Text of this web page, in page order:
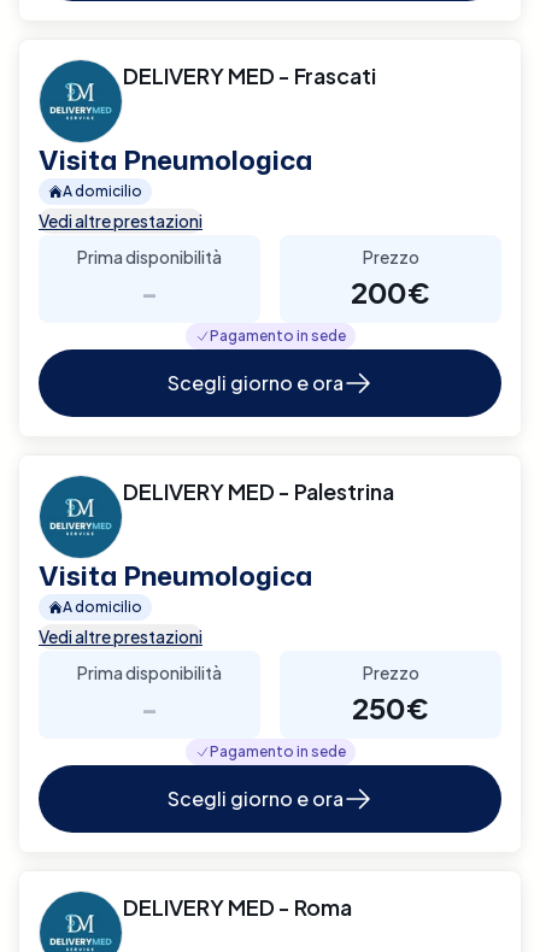
DELIVERY MED - Frascati
Visita Pneumologica
A domicilio
Vedi altre prestazioni
Prima disponibilità
-
Prezzo
200€
Pagamento in sede
Scegli giorno e ora
DELIVERY MED - Palestrina
Visita Pneumologica
A domicilio
Vedi altre prestazioni
Prima disponibilità
-
Prezzo
250€
Pagamento in sede
Scegli giorno e ora
DELIVERY MED - Roma